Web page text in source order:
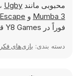
محبوبی مانند
، Ugby
Mumba 3 و
فوراً در Y8 Games قابل بازی هستند.
دسته بندی: بازی‌های